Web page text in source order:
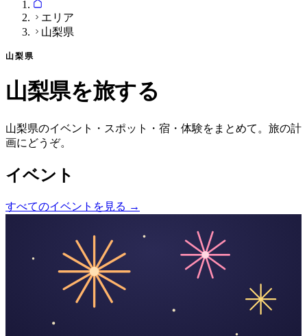
エリア
山梨県
山梨県
山梨県を旅する
山梨県のイベント・スポット・宿・体験をまとめて。旅の計
画にどうぞ。
イベント
すべてのイベントを見る →